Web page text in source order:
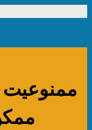
ممنوعیت